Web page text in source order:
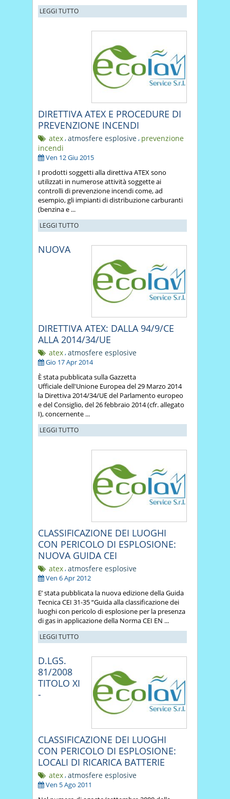
LEGGI TUTTO
DIRETTIVA ATEX E PROCEDURE DI
PREVENZIONE INCENDI
atex,atmosfere esplosive, prevenzione
incendi
Ven 12 Giu 2015
I prodotti soggetti alla direttiva ATEX sono
utilizzati in numerose attività soggette ai
controlli di prevenzione incendi come, ad
esempio, gli impianti di distribuzione carburanti
(benzina e ...
LEGGI TUTTO
NUOVA
DIRETTIVA ATEX: DALLA 94/9/CE
ALLA 2014/34/UE
atex,atmosfere esplosive
Gio 17 Apr 2014
È stata pubblicata sulla Gazzetta
Ufficiale dell'Unione Europea del 29 Marzo 2014
la Direttiva 2014/34/UE del Parlamento europeo
e del Consiglio, del 26 febbraio 2014 (cfr. allegato
I), concernente ...
LEGGI TUTTO
CLASSIFICAZIONE DEI LUOGHI
CON PERICOLO DI ESPLOSIONE:
NUOVA GUIDA CEI
atex,atmosfere esplosive
Ven 6 Apr 2012
E’ stata pubblicata la nuova edizione della Guida
Tecnica CEI 31-35 “Guida alla classificazione dei
luoghi con pericolo di esplosione per la presenza
di gas in applicazione della Norma CEI EN ...
LEGGI TUTTO
D.LGS.
81/2008
TITOLO XI
-
CLASSIFICAZIONE DEI LUOGHI
CON PERICOLO DI ESPLOSIONE:
LOCALI DI RICARICA BATTERIE
atex,atmosfere esplosive
Ven 5 Ago 2011